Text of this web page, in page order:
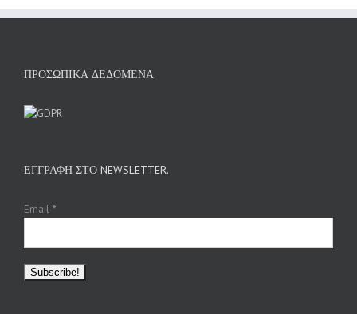
ΠΡΟΣΩΠΙΚΆ ΔΕΔΟΜΈΝΑ
ΕΓΓΡΑΦΉ ΣΤΟ NEWSLETTER.
Email *